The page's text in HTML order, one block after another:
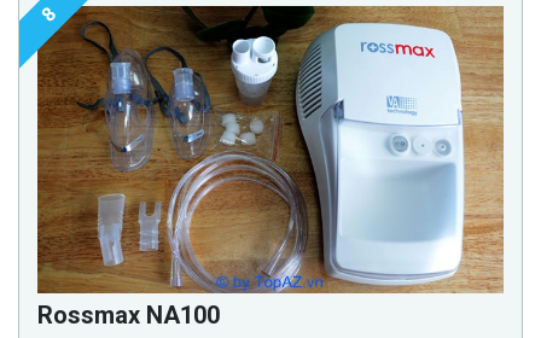
8
Rossmax NA100